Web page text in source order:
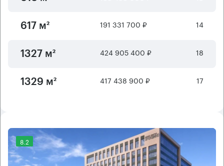
617 м² 191 331 700 ₽ 14
1327 м² 424 905 400 ₽ 18
1329 м² 417 438 900 ₽ 17
8.2